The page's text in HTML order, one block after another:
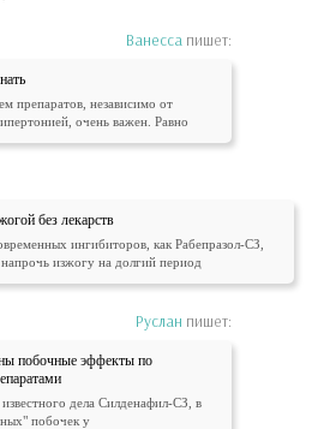
Ванесса пишет:
препаратов, независимо от
очень важен. Равно
без лекарств
ингибиторов, как Рабепразол-СЗ,
напрочь изжогу на долгий период
Руслан пишет:
побочные эффекты по
дела Силденафил-СЗ, в
побочек у